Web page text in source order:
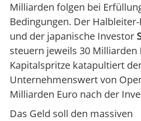
Milliarden folgen bei
Bedingungen. Der Halbleiter-
und der japanische Investor
steuern jeweils 30 Milliarden
Kapitalspritze katapultiert
Unternehmenswert von
Milliarden Euro nach der
Das Geld soll den massiven